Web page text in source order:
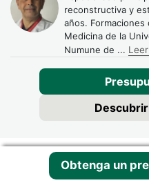
reconstructiva y
años. Formaciones
Medicina de la
Numune de ...
Ha
Obtenga un